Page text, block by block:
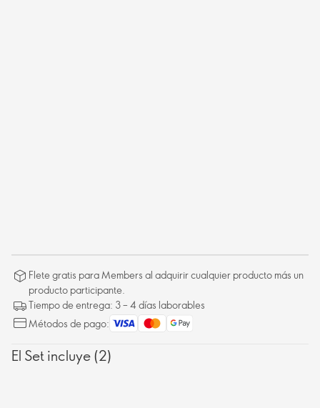
Flete gratis para Members al adquirir cualquier producto más un
producto participante.
Tiempo de entrega: 3 – 4 días laborables
Métodos de pago:
El Set incluye (2)